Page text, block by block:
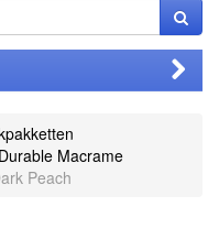
Durable Macrame
Peach